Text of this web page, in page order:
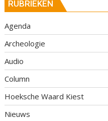
RUBRIEKEN
Agenda
Archeologie
Audio
Column
Hoeksche Waard Kiest
Nieuws